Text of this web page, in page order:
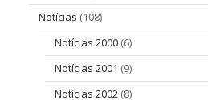
Notícias (108)
Notícias 2000 (6)
Notícias 2001 (9)
Notícias 2002 (8)